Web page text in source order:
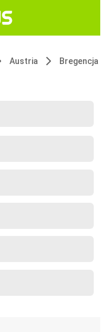
Austria Bregencja